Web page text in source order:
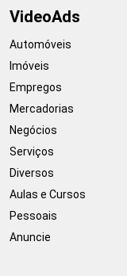
VideoAds
Automóveis
Imóveis
Empregos
Mercadorias
Negócios
Serviços
Diversos
Aulas e Cursos
Pessoais
Anuncie